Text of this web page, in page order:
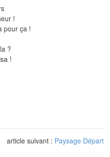
!
pour ça !
?
!
article suivant : Paysage Départ